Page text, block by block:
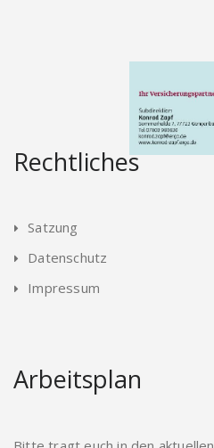
Rechtliches
Satzung
Datenschutz
Impressum
Arbeitsplan